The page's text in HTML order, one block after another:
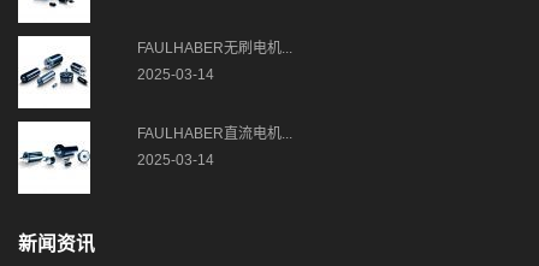
FAULHABER无刷电机...
2025-03-14
FAULHABER直流电机...
2025-03-14
新闻资讯